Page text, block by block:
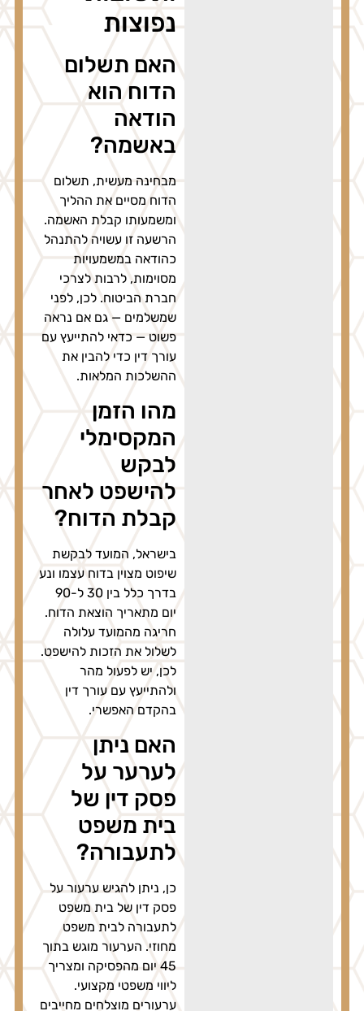
נפוצות
האם תשלום
הדוח הוא
הודאה
באשמה?
מבחינה מעשית, תשלום
הדוח מסיים את ההליך
ומשמעותו קבלת האשמה.
הרשעה זו עשויה להתנהל
כהודאה במשמעויות
מסוימות, לרבות לצרכי
חברת הביטוח. לכן, לפני
שמשלמים — גם אם נראה
פשוט — כדאי להתייעץ עם
עורך דין כדי להבין את
ההשלכות המלאות.
מהו הזמן
המקסימלי
לבקש
להישפט לאחר
קבלת הדוח?
בישראל, המועד לבקשת
שיפוט מצוין בדוח עצמו ונע
בדרך כלל בין 30 ל-90
יום מתאריך הוצאת הדוח.
חריגה מהמועד עלולה
לשלול את הזכות להישפט.
לכן, יש לפעול מהר
ולהתייעץ עם עורך דין
בהקדם האפשרי.
האם ניתן
לערער על
פסק דין של
בית משפט
לתעבורה?
כן, ניתן להגיש ערעור על
פסק דין של בית משפט
לתעבורה לבית משפט
מחוזי. הערעור מוגש בתוך
45 יום מהפסיקה ומצריך
ליווי משפטי מקצועי.
ערעורים מוצלחים מחייבים